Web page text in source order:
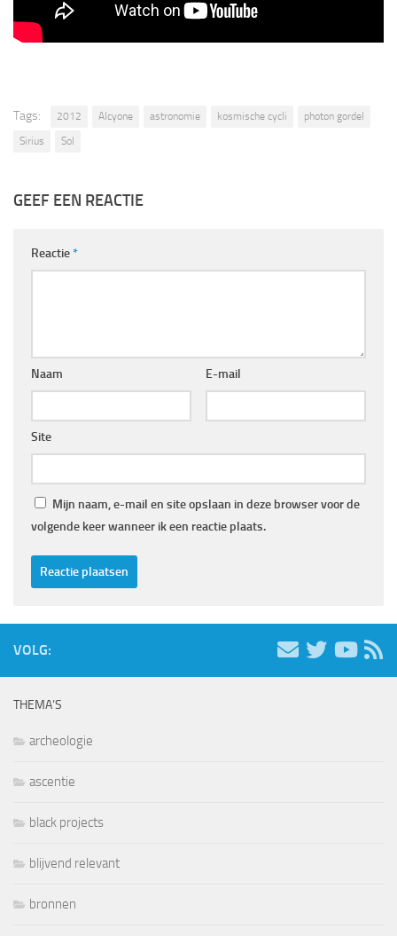
Tags: 2012 Alcyone astronomie kosmische cycli
photon gordel
Sirius
Sol
GEEF EEN REACTIE
Reactie*
Naam E-mail
Site
Mijn naam, e-mail en site opslaan in deze browser voor de
volgende keer wanneer ik een reactie plaats.
VOLG:
THEMA’S
archeologie
ascentie
black projects
blijvend relevant
bronnen